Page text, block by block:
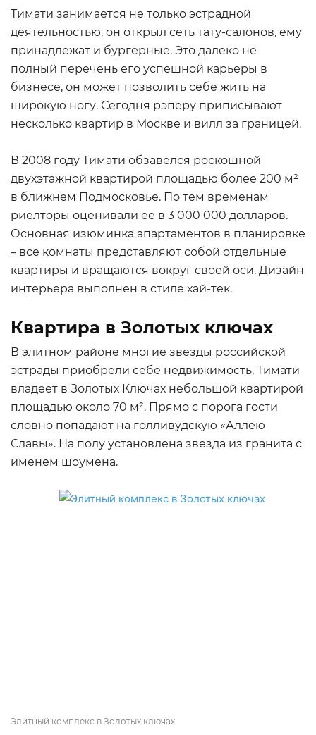
Тимати занимается не только эстрадной
деятельностью, он открыл сеть тату-салонов, ему
принадлежат и бургерные. Это далеко не
полный перечень его успешной карьеры в
бизнесе, он может позволить себе жить на
широкую ногу. Сегодня рэперу приписывают
несколько квартир в Москве и вилл за границей.
В 2008 году Тимати обзавелся роскошной
двухэтажной квартирой площадью более 200 м²
в ближнем Подмосковье. По тем временам
риелторы оценивали ее в 3 000 000 долларов.
Основная изюминка апартаментов в планировке
– все комнаты представляют собой отдельные
квартиры и вращаются вокруг своей оси. Дизайн
интерьера выполнен в стиле хай-тек.
Квартира в Золотых ключах
В элитном районе многие звезды российской
эстрады приобрели себе недвижимость, Тимати
владеет в Золотых Ключах небольшой квартирой
площадью около 70 м². Прямо с порога гости
словно попадают на голливудскую «Аллею
Славы». На полу установлена звезда из гранита с
именем шоумена.
Элитный комплекс в Золотых ключах